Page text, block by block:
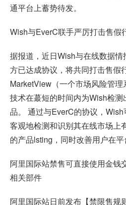
通平台上蓄势待发。
Wish与EverC联手严厉打击售假
据报道，近日Wish与在线数据
方已达成协议，将共同打击售假
MarketView（一个市场风险管
技术在蕞短的时间内为Wish检
品。 通过与EverC的协议，Wish
客观地检测和识别其在线市场上
的产品lsting，同时改善用户在平
阿里国际站禁售可直接使用金钱
相关部件
阿里国际站日前发布【禁限售规